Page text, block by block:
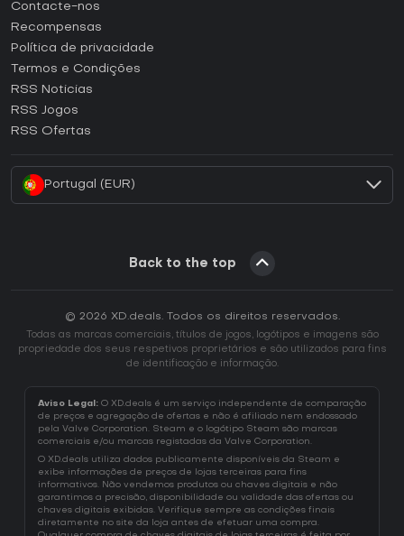
Como ativar uma CD Key Steam?
Como ativar uma CD Key Epic Games?
Como ativar uma CD Key GOG?
Como ativar uma CD Key Ubisoft Connect?
Contacte-nos
Recompensas
Política de privacidade
Termos e Condições
RSS Noticias
RSS Jogos
RSS Ofertas
Portugal (EUR)
Back to the top
© 2026 XD.deals. Todos os direitos reservados.
Todas as marcas comerciais, títulos de jogos, logótipos e imagens são
propriedade dos seus respetivos proprietários e são utilizados para fins
de identificação e informação.
Aviso Legal: O XD.deals é um serviço independente de comparação
de preços e agregação de ofertas e não é afiliado nem endossado
pela Valve Corporation. Steam e o logótipo Steam são marcas
comerciais e/ou marcas registadas da Valve Corporation.
O XD.deals utiliza dados publicamente disponíveis da Steam e
exibe informações de preços de lojas terceiras para fins
informativos. Não vendemos produtos ou chaves digitais e não
garantimos a precisão, disponibilidade ou validade das ofertas ou
chaves digitais exibidas. Verifique sempre as condições finais
diretamente no site da loja antes de efetuar uma compra.